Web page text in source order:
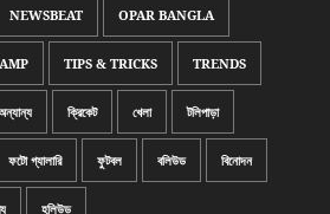
NEWSBEAT OPAR BANGLA
TIPS & TRICKS TRENDS
ক্রিকেট খেলা টলিপাড়া
ফটো গ্যালারি ফুটবল বলিউড বিনোদন
হলিউড